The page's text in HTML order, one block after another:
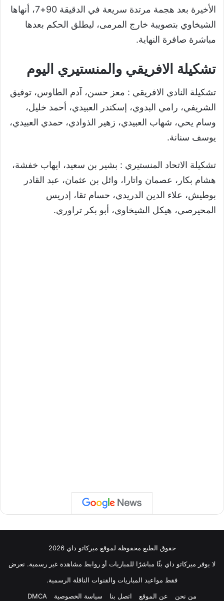
الأخيرة بعد هجمة مرتدة سريعة في الدقيقة 90+7، أنهاها
الشيخاوي بتصويبة خارج المرمى، ليطلق الحكم بعدها
مباشرة صافرة النهاية.
تشكيلة الافريقي والمنستيري اليوم
تشكيلة النادي الافريقي : معز حسن، آدم الطاوس، توفيق
الشريفي، رامي البدوي، إسكندر العبيدي، أحمد خليل،
وسام يحي، شهاب العبيدي، زهير الذوادي، حمدي العبيدي،
يوسف سنانة.
تشكيلة الاتحاد المنستيري : بشير بن سعيد، ايهاب خفشة،
هشام بكار، عصمان واتارا، وائل بن عثمان، عبد القادر
بوطيش، علاء الدين الدريدي، حسام تقا، إدريس
المحيرصي، هيكل الشيخاوي، أبو بكر تراوري.
حقوق الطبع محفوظة لموقع ميركاتو داي 2026
لا يوفر ميركاتو داي بثًا مباشرًا للمباريات أو روابط مشاهدة غير رسمية. نعرض
فقط مواعيد المباريات والقنوات الناقلة الرسمية.
من نحن
عن الموقع اتصل بنا سياسة الخصوصية DMCA